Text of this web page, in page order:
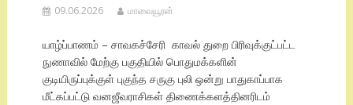
09.06.2026 மாவையூரன்
யாழ்ப்பாணம் – சாவகச்சேரி காவல் துறை பிரிவுக்குட்பட்ட
நுணாவில் மேற்கு பகுதியில் பொதுமக்களின்
குடியிருப்புக்குள் புகுந்த சருகு புலி ஒன்று பாதுகாப்பாக
மீட்கப்பட்டு வனஜீவராசிகள் திணைக்களத்தினரிடம்